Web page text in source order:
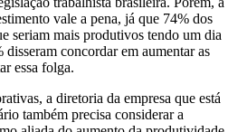
vale a pena, já que 74% dos
seriam mais produtivos tendo um dia
concordar em aumentar as
essa folga.
a diretoria da empresa que está
também precisa considerar a